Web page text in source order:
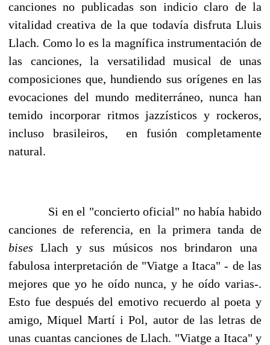
canciones no publicadas son indicio claro de la
vitalidad creativa de la que todavía disfruta Lluis
Llach. Como lo es la magnífica instrumentación de
las canciones, la versatilidad musical de unas
composiciones que, hundiendo sus orígenes en las
evocaciones del mundo mediterráneo, nunca han
temido incorporar ritmos jazzísticos y rockeros,
incluso brasileiros, en fusión completamente
natural.
Si en el "concierto oficial" no había habido
canciones de referencia, en la primera tanda de
bises Llach y sus músicos nos brindaron una
fabulosa interpretación de "Viatge a Itaca" - de las
mejores que yo he oído nunca, y he oído varias-.
Esto fue después del emotivo recuerdo al poeta y
amigo, Miquel Martí i Pol, autor de las letras de
unas cuantas canciones de Llach. "Viatge a Itaca" y